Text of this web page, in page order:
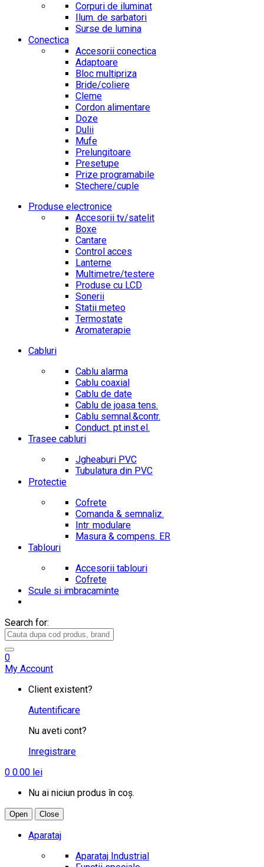
Corpuri de iluminat
Ilum. de sarbatori
Surse de lumina
Conectica
Accesorii conectica
Adaptoare
Bloc multipriza
Bride/coliere
Cleme
Cordon alimentare
Doze
Dulii
Mufe
Prelungitoare
Presetupe
Prize programabile
Stechere/cuple
Produse electronice
Accesorii tv/satelit
Boxe
Cantare
Control acces
Lanterne
Multimetre/testere
Produse cu LCD
Sonerii
Statii meteo
Termostate
Aromaterapie
Cabluri
Cablu alarma
Cablu coaxial
Cablu de date
Cablu de joasa tens.
Cablu semnal.&contr.
Conduct. pt.inst.el.
Trasee cabluri
Jgheaburi PVC
Tubulatura din PVC
Protectie
Cofrete
Comanda & semnaliz.
Intr. modulare
Masura & compens. ER
Tablouri
Accesorii tablouri
Cofrete
Scule si imbracaminte
Search for:
0
My Account
Client existent?
Autentificare
Nu aveti cont?
Inregistrare
0 0.00 lei
Nu ai niciun produs în coș.
Open Close
Aparataj
Aparataj Industrial